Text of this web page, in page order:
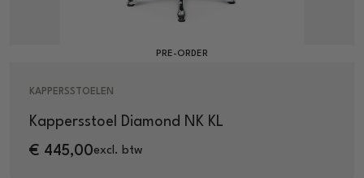
PRE-ORDER
KAPPERSSTOELEN
Kappersstoel Diamond NK KL
€ 445,00excl. btw